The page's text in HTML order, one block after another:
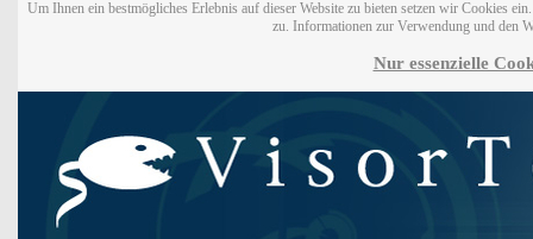
Um Ihnen ein bestmögliches Erlebnis auf dieser Website zu bieten setzen wir Cookies
zu. Informationen zur Verwendung und den
Nur essenzielle